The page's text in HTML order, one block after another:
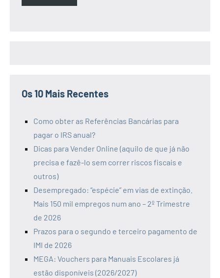
Os 10 Mais Recentes
Como obter as Referências Bancárias para
pagar o IRS anual?
Dicas para Vender Online (aquilo de que já não
precisa e fazê-lo sem correr riscos fiscais e
outros)
Desempregado: “espécie” em vias de extinção.
Mais 150 mil empregos num ano – 2º Trimestre
de 2026
Prazos para o segundo e terceiro pagamento de
IMI de 2026
MEGA: Vouchers para Manuais Escolares já
estão disponíveis (2026/2027)